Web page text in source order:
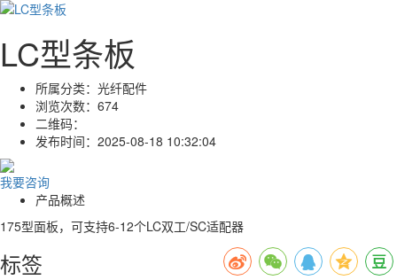
LC型条板
所属分类： 光纤配件
浏览次数： 674
二维码：
发布时间： 2025-08-18 10:32:04
我要咨询
产品概述
175型面板，可支持6-12个LC双工/SC适配器
标签